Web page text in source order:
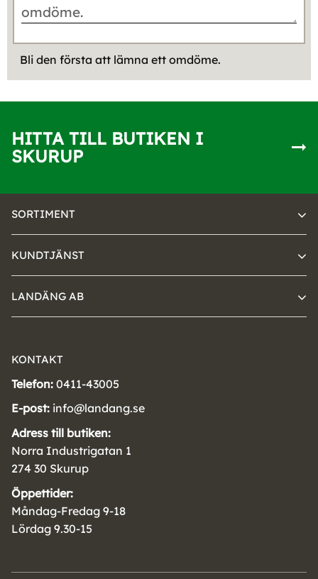
Bli den första att lämna ett omdöme.
HITTA TILL BUTIKEN I
SKURUP
SORTIMENT
KUNDTJÄNST
LANDÄNG AB
KONTAKT
Telefon: 0411-43005
E-post: info@landang.se
Adress till butiken:
Norra Industrigatan 1
274 30 Skurup
Öppettider:
Måndag-Fredag 9-18
Lördag 9.30-15